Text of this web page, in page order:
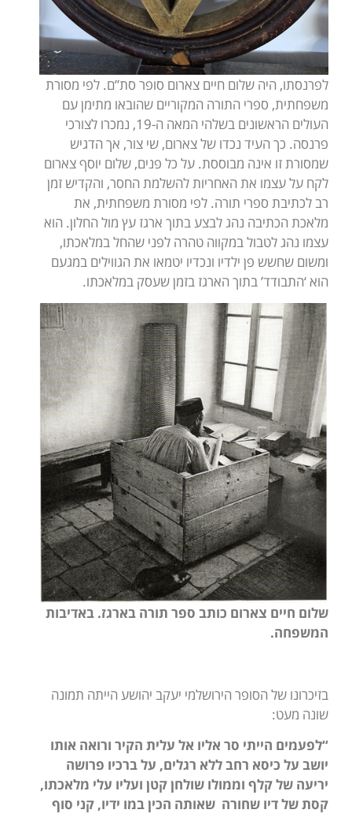
לפרנסתו, היה שלום חיים צארום סופר סת”ם. לפי מסורת
משפחתית, ספרי התורה המקוריים שהובאו מתימן עם
העולים הראשונים בשלהי המאה ה-19, נמכרו לצורכי
פרנסה. כך העיד נכדו של צארום, שי צור, אך הדגיש
שמסורת זו אינה מבוססת. על כל פנים, שלום יוסף צארום
לקח על עצמו את האחריות להשלמת החסר, והקדיש זמן
רב לכתיבת ספרי תורה. לפי מסורת משפחתית, את
מלאכת הכתיבה נהג לבצע בתוך ארגז עץ מול החלון. הוא
עצמו נהג לטבול במקווה טהרה לפני שהחל במלאכתו,
ומשום שחשש פן ילדיו ונכדיו יטמאו את הגווילים במגעם
הוא ‘התבודד’ בתוך הארגז בזמן שעסק במלאכתו.
שלום חיים צארום כותב ספר תורה בארגז. באדיבות
המשפחה.
בזיכרונו של הסופר הירושלמי יעקב יהושע הייתה תמונה
שונה מעט:
“לפעמים הייתי סר אליו אל עלית הקיר ורואה אותו
יושב על כיסא רחב ללא רגלים, על ברכיו פרושה
יריעה של קלף וממולו שולחן קטן ועליו עלי מלאכתו,
קסת של דיו שחורה שאותה הכין במו ידיו, קני סוף